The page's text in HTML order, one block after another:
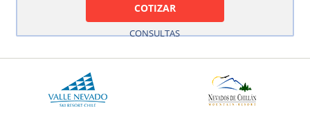
COTIZAR
CONSULTAS